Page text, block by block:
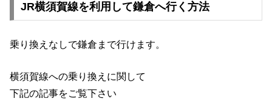
JR横須賀線を利用して鎌倉へ行く方法
乗り換えなしで鎌倉まで行けます。
横須賀線への乗り換えに関して
下記の記事をご覧下さい